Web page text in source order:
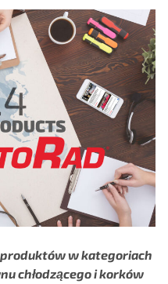
w kategoriach
chłodzącegoi korków